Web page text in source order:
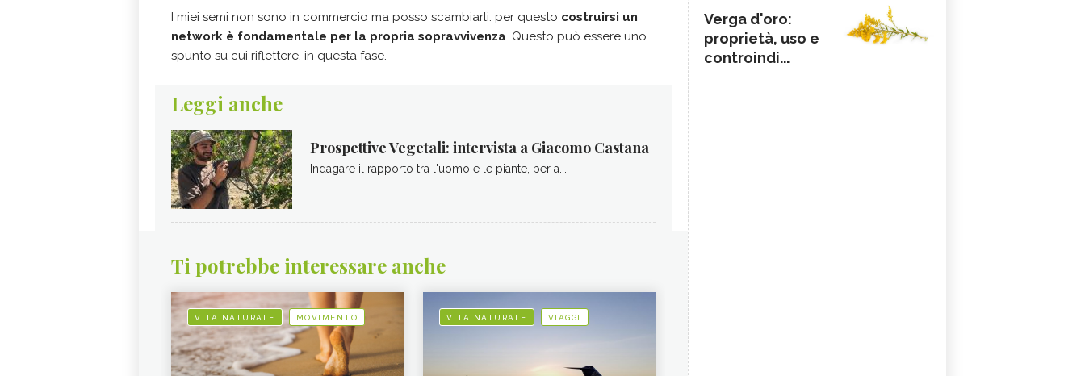
I miei semi non sono in commercio ma posso scambiarli: per questo costruirsi un
network è fondamentale per la propria sopravvivenza. Questo può essere uno
spunto su cui riflettere, in questa fase.
Leggi anche
Prospettive Vegetali: intervista a Giacomo Castana
Indagare il rapporto tra l'uomo e le piante, per a...
Ti potrebbe interessare anche
VITA NATURALE MOVIMENTO VITA NATURALE VIAGGI
Verga d'oro:
proprietà, uso e
controindi...